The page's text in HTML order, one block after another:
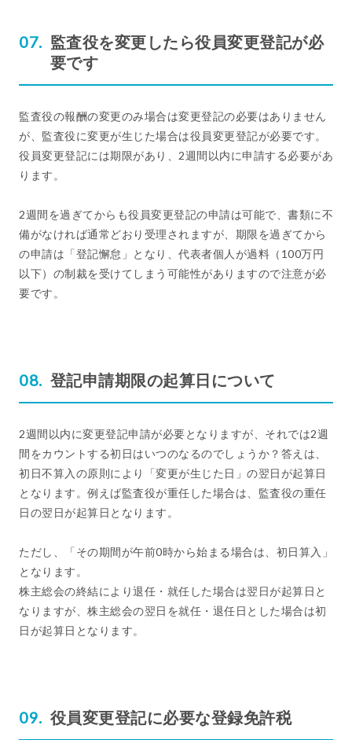
監査役を変更したら役員変更登記が必
要です
監査役の報酬の変更のみ場合は変更登記の必要はありません
が、監査役に変更が生じた場合は役員変更登記が必要です。
役員変更登記には期限があり、2週間以内に申請する必要があ
ります。
2週間を過ぎてからも役員変更登記の申請は可能で、書類に不
備がなければ通常どおり受理されますが、期限を過ぎてから
の申請は「登記懈怠」となり、代表者個人が過料（100万円
以下）の制裁を受けてしまう可能性がありますので注意が必
要です。
登記申請期限の起算日について
2週間以内に変更登記申請が必要となりますが、それでは2週
間をカウントする初日はいつのなるのでしょうか？答えは、
初日不算入の原則により「変更が生じた日」の翌日が起算日
となります。例えば監査役が重任した場合は、監査役の重任
日の翌日が起算日となります。
ただし、「その期間が午前0時から始まる場合は、初日算入」
となります。
株主総会の終結により退任・就任した場合は翌日が起算日と
なりますが、株主総会の翌日を就任・退任日とした場合は初
日が起算日となります。
役員変更登記に必要な登録免許税